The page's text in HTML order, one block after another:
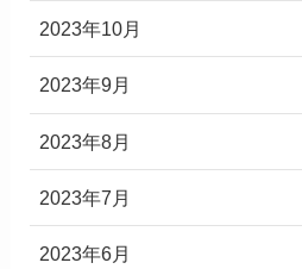
2023年10月
2023年9月
2023年8月
2023年7月
2023年6月